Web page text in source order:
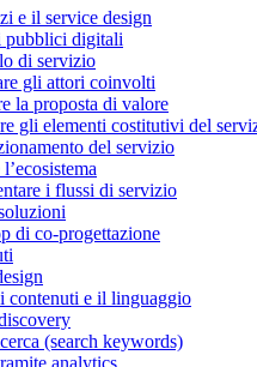
e il service design
pubblici digitali
di servizio
gli attori coinvolti
la proposta di valore
gli elementi costitutivi del
del servizio
i flussi di servizio
di co-progettazione
contenuti e il linguaggio
(search keywords)
analytics